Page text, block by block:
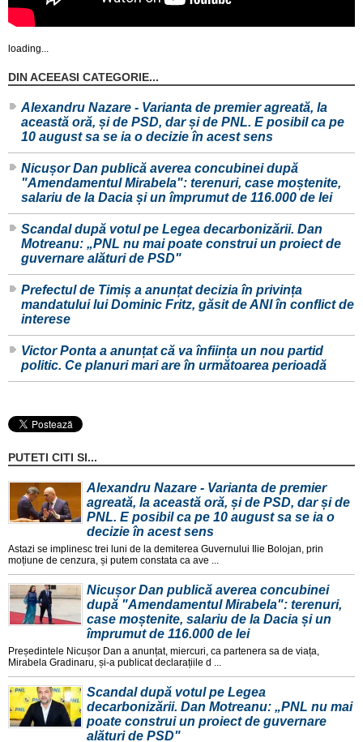
loading...
DIN ACEEASI CATEGORIE...
Alexandru Nazare - Varianta de premier agreată, la
această oră, și de PSD, dar și de PNL. E posibil ca pe
10 august sa se ia o decizie în acest sens
Nicușor Dan publică averea concubinei după
"Amendamentul Mirabela": terenuri, case moștenite,
salariu de la Dacia și un împrumut de 116.000 de lei
Scandal după votul pe Legea decarbonizării. Dan
Motreanu: „PNL nu mai poate construi un proiect de
guvernare alături de PSD"
Prefectul de Timiș a anunțat decizia în privința
mandatului lui Dominic Fritz, găsit de ANI în conflict de
interese
Victor Ponta a anunțat că va înființa un nou partid
politic. Ce planuri mari are în următoarea perioadă
PUTETI CITI SI...
Alexandru Nazare - Varianta de premier
agreată, la această oră, și de PSD, dar și de
PNL. E posibil ca pe 10 august sa se ia o
decizie în acest sens
Astazi se implinesc trei luni de la demiterea Guvernului Ilie Bolojan, prin
moțiune de cenzura, și putem constata ca ave ...
Nicușor Dan publică averea concubinei
după "Amendamentul Mirabela": terenuri,
case moștenite, salariu de la Dacia și un
împrumut de 116.000 de lei
Președintele Nicușor Dan a anunțat, miercuri, ca partenera sa de viața,
Mirabela Gradinaru, și-a publicat declarațiile d ...
Scandal după votul pe Legea
decarbonizării. Dan Motreanu: „PNL nu mai
poate construi un proiect de guvernare
alături de PSD"